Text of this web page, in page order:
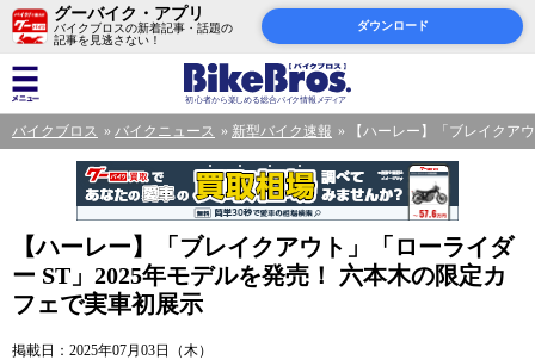
グーバイク・アプリ
バイクブロスの新着記事・話題の
記事を見逃さない！
ダウンロード
バイクブロス バイクニュース 新型バイク速報 【ハーレー】「ブレイクア
【ハーレー】「ブレイクアウト」「ローライダ
ー ST」2025年モデルを発売！ 六本木の限定カ
フェで実車初展示
掲載日：2025年07月03日（木）